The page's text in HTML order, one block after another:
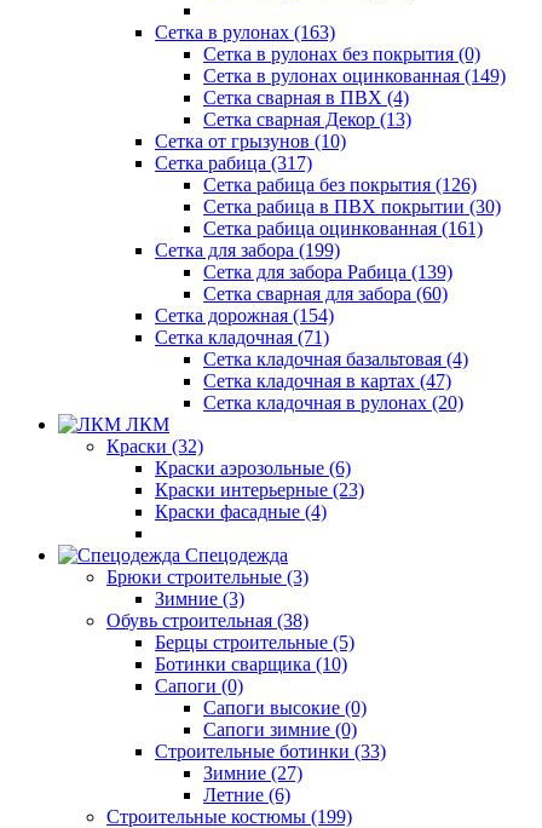
Сетка в рулонах (163)
Сетка в рулонах без покрытия (0)
Сетка в рулонах оцинкованная (149)
Сетка сварная в ПВХ (4)
Сетка сварная Декор (13)
Сетка от грызунов (10)
Сетка рабица (317)
Сетка рабица без покрытия (126)
Сетка рабица в ПВХ покрытии (30)
Сетка рабица оцинкованная (161)
Сетка для забора (199)
Сетка для забора Рабица (139)
Сетка сварная для забора (60)
Сетка дорожная (154)
Сетка кладочная (71)
Сетка кладочная базальтовая (4)
Сетка кладочная в картах (47)
Сетка кладочная в рулонах (20)
ЛКМ
Краски (32)
Краски аэрозольные (6)
Краски интерьерные (23)
Краски фасадные (4)
Спецодежда
Брюки строительные (3)
Зимние (3)
Обувь строительная (38)
Берцы строительные (5)
Ботинки сварщика (10)
Сапоги (0)
Сапоги высокие (0)
Сапоги зимние (0)
Строительные ботинки (33)
Зимние (27)
Летние (6)
Строительные костюмы (199)